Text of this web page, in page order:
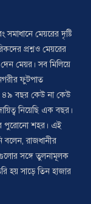
মেয়রের দৃষ্টি
প্রশ্নও মেয়রের
মেয়র। সব মিলিয়ে
নগরীর ফুটপাত
৪৯ বছর কেউ না কেউ
নিয়েছি এক বছর।
পুরোনো শহর। এই
বলেন, রাজধানীর
সঙ্গে তুলনামূলক
হয় সাড়ে তিন হাজার